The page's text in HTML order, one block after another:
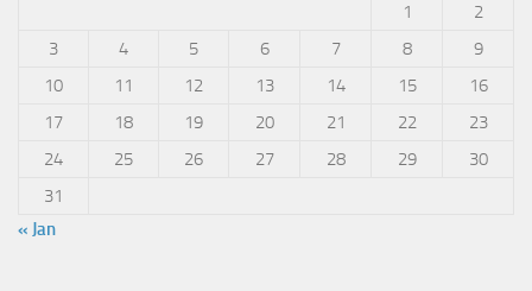
1
2
3
4 5 6 7 8
9
10
11 12 13 14 15
16
17
18 19 20 21 22
23
24
25 26 27 28 29
30
31
« Jan